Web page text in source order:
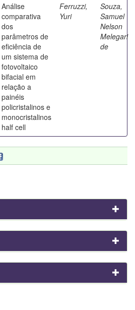
Análise
comparativa
dos
parâmetros de
eficiência de
um sistema de
fotovoltaico
bifacial em
relação a
painéis
policristalinos e
monocristalinos
half cell
Ferruzzi,
Yuri
Souza,
Samuel
Nelson
Melegari
de